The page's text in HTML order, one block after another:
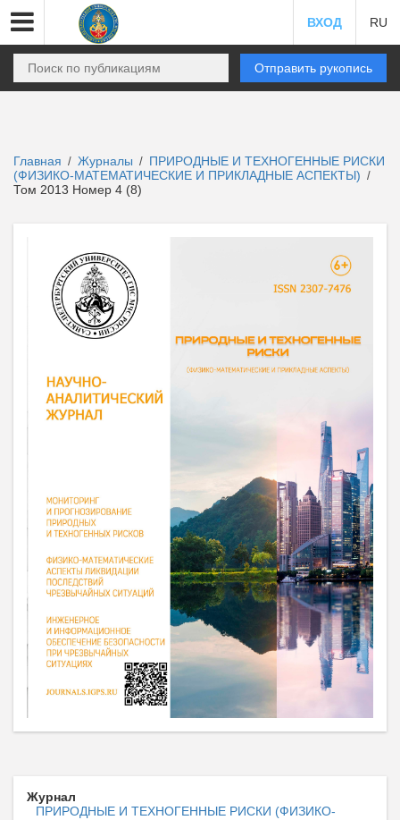
ВХОД RU
Отправить рукопись
Главная / Журналы / ПРИРОДНЫЕ И ТЕХНОГЕННЫЕ РИСКИ
(ФИЗИКО-МАТЕМАТИЧЕСКИЕ И ПРИКЛАДНЫЕ АСПЕКТЫ) /
Том 2013 Номер 4 (8)
Журнал
ПРИРОДНЫЕ И ТЕХНОГЕННЫЕ РИСКИ (ФИЗИКО-